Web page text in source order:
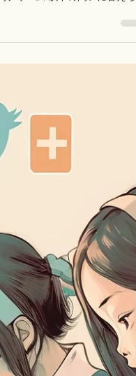
解度チェック：近
入試論述対策）
を受けつています。 質問フォ
ば、ブログで回答します（でき
フォーム 以下の問いに答えら
ージの下の方で。 ​ 1. 朝鮮戦
が西側陣営の位置を確定したこ